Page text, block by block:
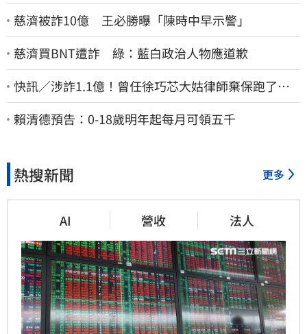
慈濟被詐10億 王必勝曝「陳時中早示警」
慈濟買BNT遭詐 綠：藍白政治人物應道歉
快訊／涉詐1.1億！曾任徐巧芯大姑律師棄保跑了…
媽也離境 桃檢發通緝
賴清德預告：0-18歲明年起每月可領五千
熱搜新聞 更多
AI 營收 法人